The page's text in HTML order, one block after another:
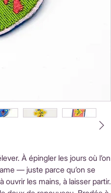
À épingler les jours où l’on
— juste parce qu’on se
les mains, à laisser partir.